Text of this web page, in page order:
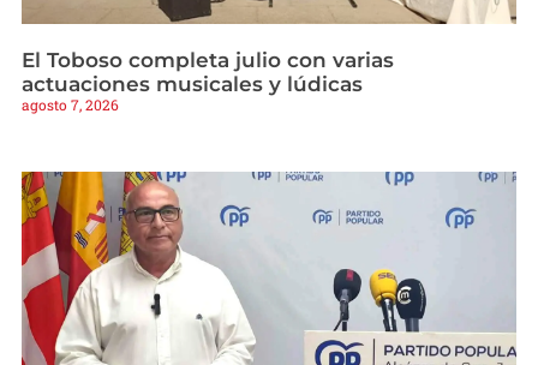
El Toboso completa julio con varias
actuaciones musicales y lúdicas
agosto 7, 2026